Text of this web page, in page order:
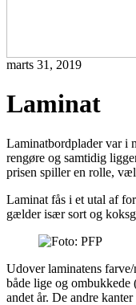
marts 31, 2019
Laminat
Laminatbordplader var i
rengøre og samtidig
prisen spiller en rolle,
Laminat fås i et utal af
gælder især sort og
Udover laminatens
både lige og
andet år. De andre